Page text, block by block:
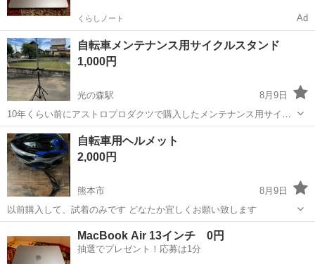
くらしノート Ad
自転車メンテナンス用サイクルスタンド
1,000円
光の森駅
8月9日
10年くらい前にアストロプロダクツで購入したメンテナンス用サイク
ルスタンドになります。 傷や調整レバーハンドルの樹脂部が割れてま
すが問題なく使用できます。 傷等ありますが現物確認して購入検討可
能です。
熊本 熊本市 光の森駅 その他
自転車用ヘルメット
2,000円
熊本市
8月9日
以前購入して、試着のみです どなたか宜しくお願い致します
MacBook Air 13インチ 0円
抽選でプレゼント！応募は1分